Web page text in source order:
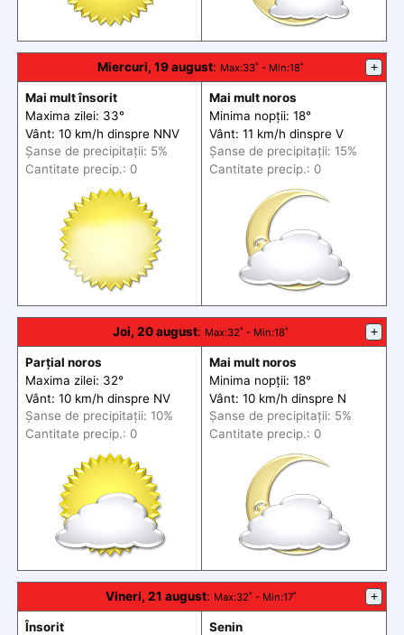
Miercuri, 19 august: Max:33˚ - Min:18˚ +
Mai mult însorit
Maxima zilei: 33°
Vânt: 10 km/h dinspre NNV
Șanse de precipitații: 5%
Cantitate precip.: 0
Mai mult noros
Minima nopții: 18°
Vânt: 11 km/h dinspre V
Șanse de precipitații: 15%
Cantitate precip.: 0
Joi, 20 august: Max:32˚ - Min:18˚ +
Parțial noros
Maxima zilei: 32°
Vânt: 10 km/h dinspre NV
Șanse de precipitații: 10%
Cantitate precip.: 0
Mai mult noros
Minima nopții: 18°
Vânt: 10 km/h dinspre N
Șanse de precipitații: 5%
Cantitate precip.: 0
Vineri, 21 august: Max:32˚ - Min:17˚ +
Însorit Senin